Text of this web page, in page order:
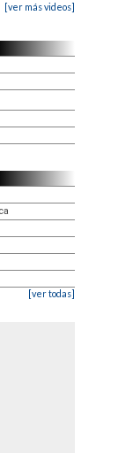
[ver más videos]
[ver todas]